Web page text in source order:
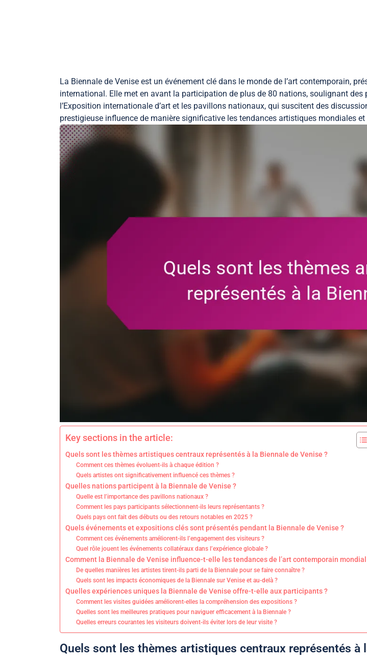
La Biennale de Venise est un événement clé dans le monde de l’art contemporain,
international. Elle met en avant la participation de plus de 80 nations, soulignant
l’Exposition internationale d’art et les pavillons nationaux, qui suscitent des
prestigieuse influence de manière significative les tendances artistiques mondiales
Key sections in the article:
Quels sont les thèmes artistiques centraux représentés à la Biennale de Venise ?
Comment ces thèmes évoluent-ils à chaque édition ?
Quels artistes ont significativement influencé ces thèmes ?
Quelles nations participent à la Biennale de Venise ?
Quelle est l’importance des pavillons nationaux ?
Comment les pays participants sélectionnent-ils leurs représentants ?
Quels pays ont fait des débuts ou des retours notables en 2025 ?
Quels événements et expositions clés sont présentés pendant la Biennale de Venise ?
Comment ces événements améliorent-ils l’engagement des visiteurs ?
Quel rôle jouent les événements collatéraux dans l’expérience globale ?
Comment la Biennale de Venise influence-t-elle les tendances de l’art contemporain mondial
De quelles manières les artistes tirent-ils parti de la Biennale pour se faire connaître ?
Quels sont les impacts économiques de la Biennale sur Venise et au-delà ?
Quelles expériences uniques la Biennale de Venise offre-t-elle aux participants ?
Comment les visites guidées améliorent-elles la compréhension des expositions ?
Quelles sont les meilleures pratiques pour naviguer efficacement à la Biennale ?
Quelles erreurs courantes les visiteurs doivent-ils éviter lors de leur visite ?
Quels sont les thèmes artistiques centraux représentés à